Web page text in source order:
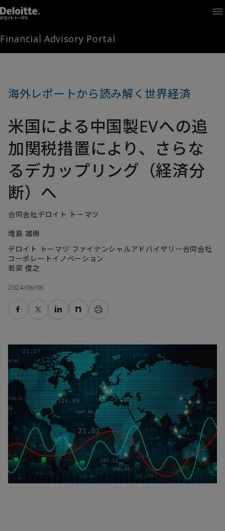
Home
Times
Channel
Library
お問い合わせ
FAMとは
FA Portal
ログイン
Financial Advisory Portal
海外レポートから読み解く世界経済
米国による中国製EVへの追
加関税措置により、さらな
るデカップリング（経済分
断）へ
合同会社デロイト トーマツ
増島 雄樹
デロイト トーマツ ファイナンシャルアドバイザリー合同会社
コーポレートイノベーション
若菜 俊之
2024/06/06